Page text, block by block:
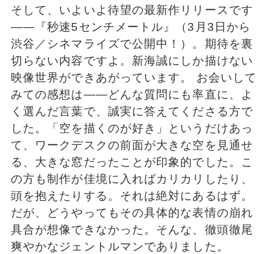
そして、いよいよ待望の最新作リリースです
――『秒速5センチメートル』（3月3日から
渋谷／シネマライズで公開中！）。期待を裏
切らない内容ですよ。新海誠にしか描けない
映像世界ができあがっています。 お会いして
みての感想は――どんな質問にも率直に、よ
く選んだ言葉で、誠実に答えてくださる方で
した。「空を描くのが好き」というだけあっ
て、ワークデスクの前面が大きな空を見通せ
る、大きな窓だったことが印象的でした。こ
の方も制作が佳境に入ればカリカリしたり、
頭を抱えたりする。それは絶対にあるはず。
だが、どうやってもその具体的な表情の崩れ
具合が想像できなかった。そんな、徹頭徹尾
爽やかなジェントルマンでありました。